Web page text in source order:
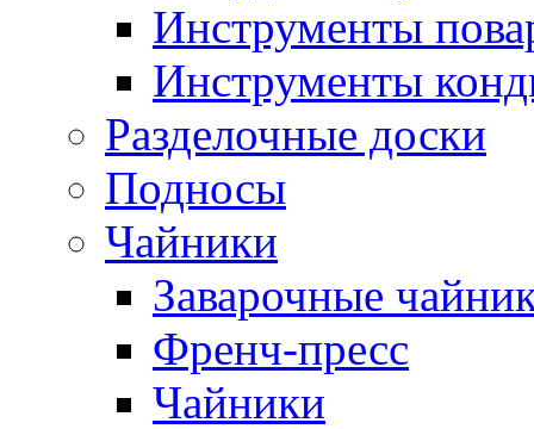
Инструменты
Инструменты
Разделочные доски
Подносы
Чайники
Заварочные
Френч-пресс
Чайники